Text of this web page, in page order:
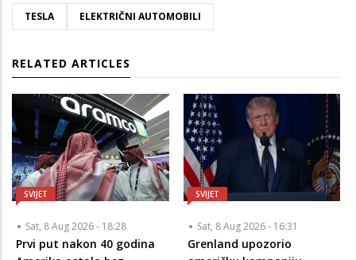
TESLA ELEKTRIČNI AUTOMOBILI
RELATED ARTICLES
SVIJET
Sat, 8 Aug 2026 - 18:28
Prvi put nakon 40 godina
SVIJET
Sat, 8 Aug 2026 - 16:31
Grenland upozorio